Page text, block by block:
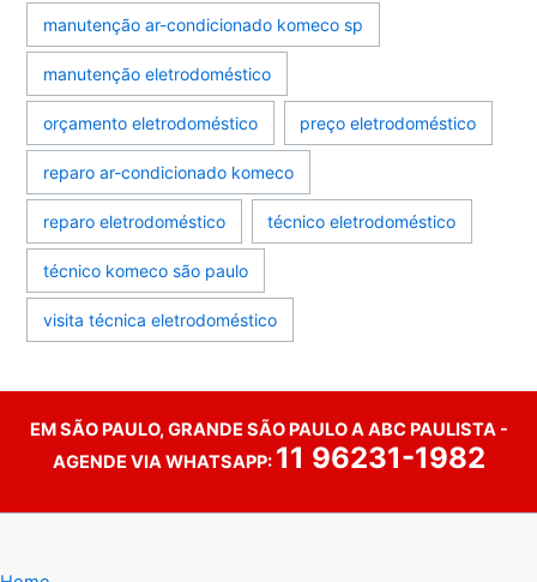
manutenção ar-condicionado komeco sp
manutenção eletrodoméstico
orçamento eletrodoméstico preço eletrodoméstico
reparo ar-condicionado komeco
reparo eletrodoméstico técnico eletrodoméstico
técnico komeco são paulo
visita técnica eletrodoméstico
EM SÃO PAULO, GRANDE SÃO PAULO A ABC PAULISTA -
AGENDE VIA WHATSAPP: 11 96231-1982